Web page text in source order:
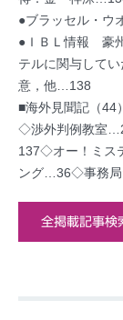
●ブラッセル・ウ
●ＩＢＬ情報 豪
テルに関与して
意，他…138
■海外見聞記（
◇渉外判例教室
137◇オー！ミ
ング…36◇事務
全掲載記事検